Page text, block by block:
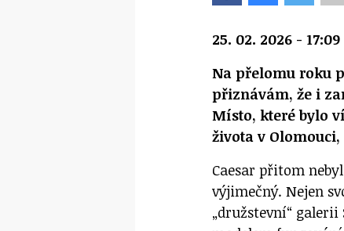
25. 02. 2026 - 17:09
Na přelomu roku
přiznávám, že i
Místo, které bylo
života v
Caesar přitom
výjimečný. Nejen
„družstevní“